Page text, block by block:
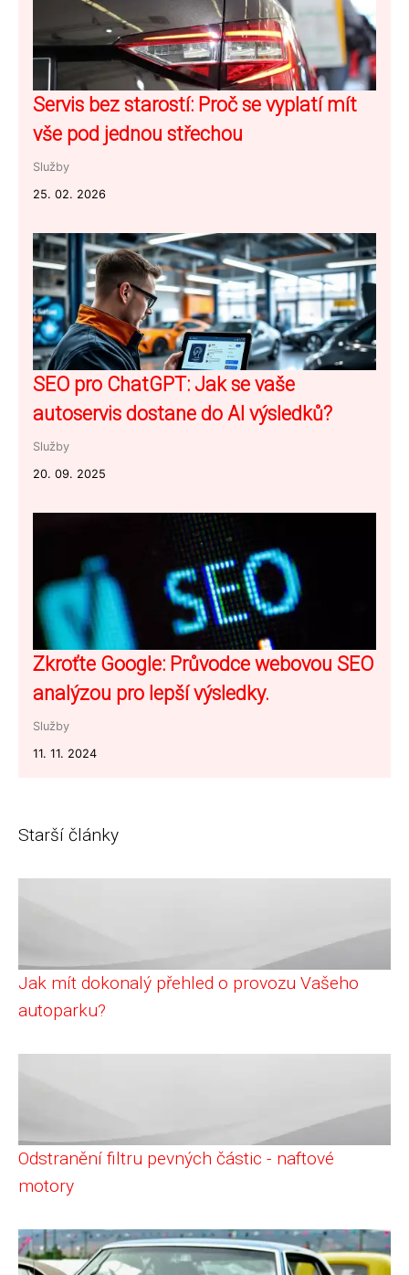
Servis bez starostí: Proč se vyplatí mít
vše pod jednou střechou
Služby
25. 02. 2026
SEO pro ChatGPT: Jak se vaše
autoservis dostane do AI výsledků?
Služby
20. 09. 2025
Zkroťte Google: Průvodce webovou SEO
analýzou pro lepší výsledky.
Služby
11. 11. 2024
Starší články
Jak mít dokonalý přehled o provozu Vašeho
autoparku?
Odstranění filtru pevných částic - naftové
motory